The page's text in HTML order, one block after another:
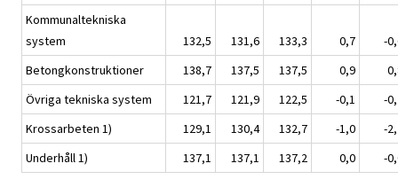
Kommunaltekniska
system
132,5 131,6 133,3 0,7
-
Betongkonstruktioner
138,7 137,5 137,5 0,9
Övriga tekniska system
121,7 121,9 122,5 -0,1
-
Krossarbeten 1)
129,1 130,4 132,7 -1,0
-
Underhåll 1)
137,1 137,1 137,2 0,0 -